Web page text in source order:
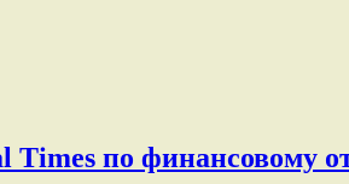
по финансовому